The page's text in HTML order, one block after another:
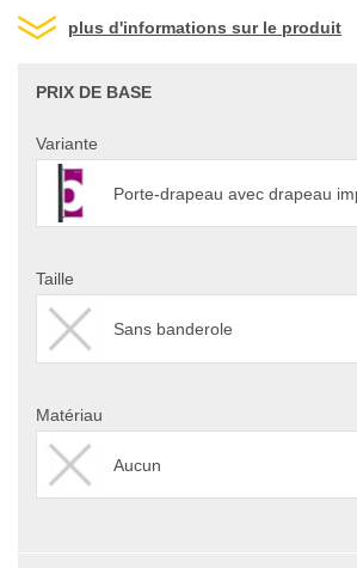
plus d'informations sur le produit
PRIX DE BASE
Variante
Porte-drapeau avec drapeau
Taille
Sans banderole
Matériau
Aucun